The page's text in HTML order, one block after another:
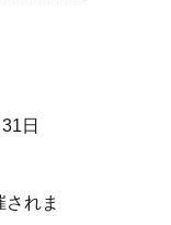
日
れま